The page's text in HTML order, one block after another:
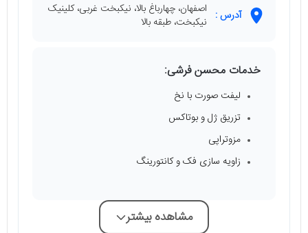
آدرس : اصفهان، چهارباغ بالا، نیکبخت غربی، کلینیک
نیکبخت، طبقه بالا
خدمات محسن فرشی:
لیفت صورت با نخ
تزریق ژل و بوتاکس
مزوتراپی
زاویه سازی فک و کانتورینگ
مشاهده بیشتر